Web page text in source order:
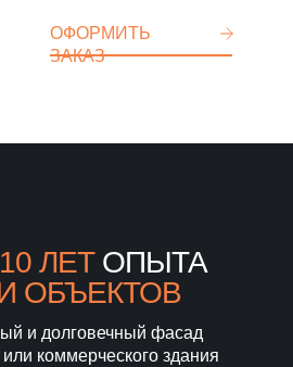
ОФОРМИТЬ
ЗАКАЗ
10 ЛЕТОПЫТА
ОБЪЕКТОВ
и долговечный фасад
коммерческого здания